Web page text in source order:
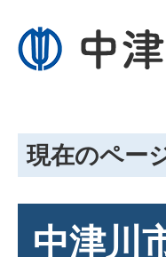
現在のペー
中津川